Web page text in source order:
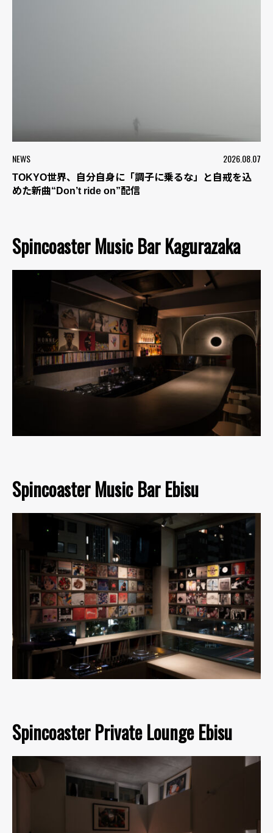
NEWS 2026.08.07
TOKYO世界、自分自身に「調子に乗るな」と自戒を込
めた新曲“Don’t ride on”配信
Spincoaster Music Bar Kagurazaka
Spincoaster Music Bar Ebisu
Spincoaster Private Lounge Ebisu